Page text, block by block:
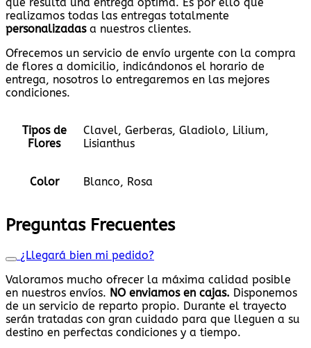
realizamos todas las entregas totalmente
personalizadasa nuestros clientes.
Ofrecemos un servicio de envío urgente con la compra
de flores a domicilio, indicándonos el horario de
entrega, nosotros lo entregaremos en las mejores
condiciones.
Tipos de
Flores
Clavel, Gerberas, Gladiolo, Lilium,
Lisianthus
Color Blanco, Rosa
Preguntas Frecuentes
¿Llegará bien mi pedido?
Valoramos mucho ofrecer la máxima calidad posible
en nuestros envíos. NO enviamos en cajas. Disponemos
de un servicio de reparto propio. Durante el trayecto
serán tratadas con gran cuidado para que lleguen a su
destino en perfectas condiciones y a tiempo.